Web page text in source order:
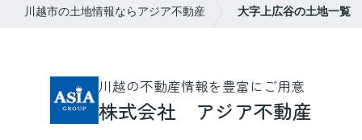
川越市の土地情報ならアジア不動産 大字上広谷の土地一覧
川越の不動産情報を豊富にご用意
株式会社 アジア不動産